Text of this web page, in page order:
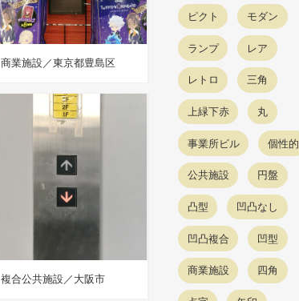
商業施設／東京都豊島区
複合公共施設／大阪市
ピクト モダン
ランプ レア
レトロ 三角
上緑下赤 丸
事業所ビル 個性的
公共施設 円盤
凸型 凹凸なし
凹凸複合 凹型
商業施設 四角